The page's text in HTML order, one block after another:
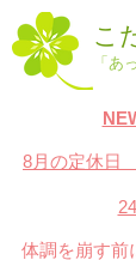
こ
「あ
8月の定休日
体調を崩す前